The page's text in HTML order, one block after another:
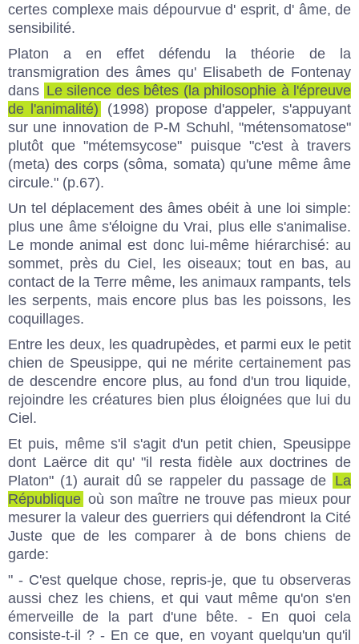
certes complexe mais dépourvue d' esprit, d' âme, de
sensibilité.
Platon a en effet défendu la théorie de la
transmigration des âmes qu' Elisabeth de Fontenay
dans Le silence des bêtes (la philosophie à l'épreuve
de l'animalité)
(1998) propose d'appeler, s'appuyant
sur une innovation de P-M Schuhl, "métensomatose"
plutôt que "métemsycose" puisque "c'est à travers
(meta) des corps (sôma, somata) qu'une même âme
circule." (p.67).
Un tel déplacement des âmes obéit à une loi simple:
plus une âme s'éloigne du Vrai, plus elle s'animalise.
Le monde animal est donc lui-même hiérarchisé: au
sommet, près du Ciel, les oiseaux; tout en bas, au
contact de la Terre même, les animaux rampants, tels
les serpents, mais encore plus bas les poissons, les
coquillages.
Entre les deux, les quadrupèdes, et parmi eux le petit
chien de Speusippe, qui ne mérite certainement pas
de descendre encore plus, au fond d'un trou liquide,
rejoindre les créatures bien plus éloignées que lui du
Ciel.
Et puis, même s'il s'agit d'un petit chien, Speusippe
dont Laërce dit qu' "il resta fidèle aux doctrines de
Platon" (1) aurait dû se rappeler du passage de La
République où son maître ne trouve pas mieux pour
mesurer la valeur des guerriers qui défendront la Cité
Juste que de les comparer à de bons chiens de
garde:
" - C'est quelque chose, repris-je, que tu observeras
aussi chez les chiens, et qui vaut même qu'on s'en
émerveille de la part d'une bête. - En quoi cela
consiste-t-il ? - En ce que, en voyant quelqu'un qu'il